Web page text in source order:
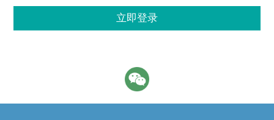
立即登录